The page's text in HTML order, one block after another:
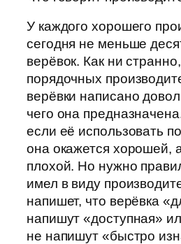
У каждого хорошего
сегодня не меньше
верёвок. Как ни
порядочных
верёвки написано
чего она
если её использовать
она окажется хорошей,
плохой. Но нужно
имел в виду
напишет, что верёвка
напишут «доступная»
не напишут «быстро